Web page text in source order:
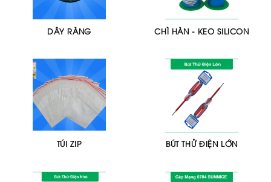
DÂY RÀNG CHÌ HÀN - KEO SILICON
TÚI ZIP BÚT THỬ ĐIỆN LỚN